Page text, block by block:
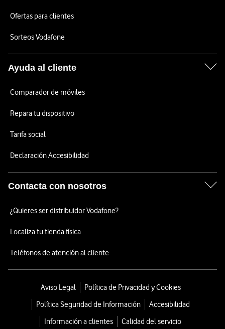
Ofertas para clientes
Sorteos Vodafone
Ayuda al cliente
Comparador de móviles
Repara tu dispositivo
Tarifa social
Declaración Accesibilidad
Contacta con nosotros
¿Quieres ser distribuidor Vodafone?
Localiza tu tienda física
Teléfonos de atención al cliente
Aviso Legal
Política de Privacidad y Cookies
Política Seguridad de Información
Accesibilidad
Información a clientes
Calidad del servicio